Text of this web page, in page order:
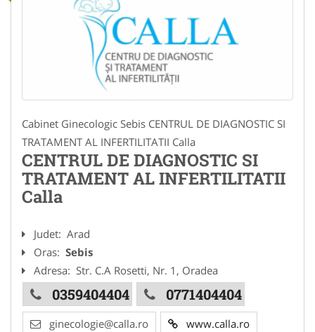
Cabinet Ginecologic Sebis CENTRUL DE DIAGNOSTIC SI
TRATAMENT AL INFERTILITATII Calla
CENTRUL DE DIAGNOSTIC SI
TRATAMENT AL INFERTILITATII
Calla
Judet: Arad
Oras: Sebis
Adresa: Str. C.A Rosetti, Nr. 1, Oradea
0359404404 0771404404
ginecologie@calla.ro www.calla.ro